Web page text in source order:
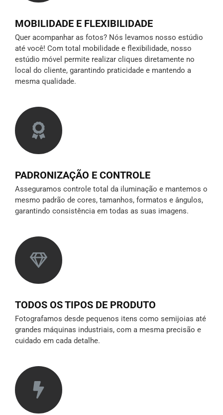
MOBILIDADE E FLEXIBILIDADE
Quer acompanhar as fotos? Nós levamos nosso estúdio
até você! Com total mobilidade e flexibilidade, nosso
estúdio móvel permite realizar cliques diretamente no
local do cliente, garantindo praticidade e mantendo a
mesma qualidade.
PADRONIZAÇÃO E CONTROLE
Asseguramos controle total da iluminação e mantemos o
mesmo padrão de cores, tamanhos, formatos e ângulos,
garantindo consistência em todas as suas imagens.
TODOS OS TIPOS DE PRODUTO
Fotografamos desde pequenos itens como semijoias até
grandes máquinas industriais, com a mesma precisão e
cuidado em cada detalhe.